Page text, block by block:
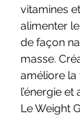
vitamines
alimenter
de façon
masse.
améliore
l’énergie
Le Weight